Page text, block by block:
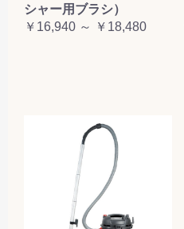
シャー用ブラシ）
￥16,940 ～ ￥18,480